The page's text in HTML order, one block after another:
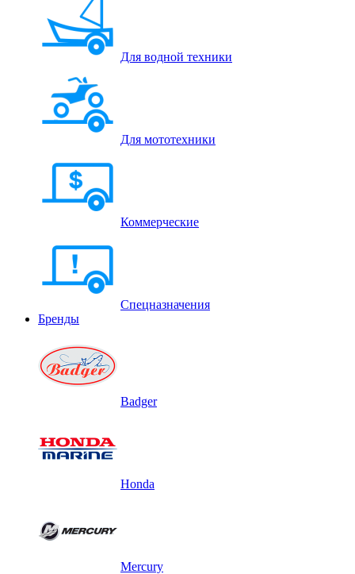
Для водной техники
Для мототехники
Коммерческие
Спецназначения
Бренды
Badger
Honda
Mercury